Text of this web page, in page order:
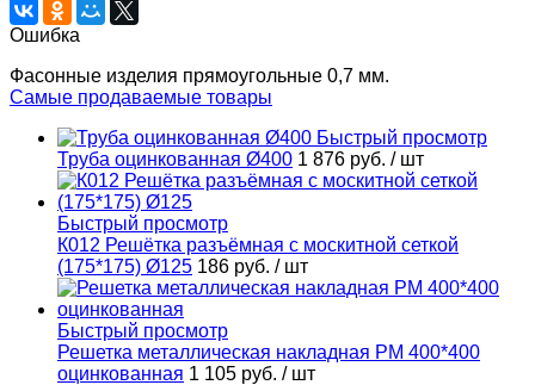
Ошибка
Фасонные изделия прямоугольные 0,7 мм.
Самые продаваемые товары
Быстрый просмотр
Труба оцинкованная Ø400 1 876 руб. / шт
Быстрый просмотр
К012 Решётка разъёмная с москитной сеткой
(175*175) Ø125 186 руб. / шт
Быстрый просмотр
Решетка металлическая накладная РМ 400*400
оцинкованная 1 105 руб. / шт